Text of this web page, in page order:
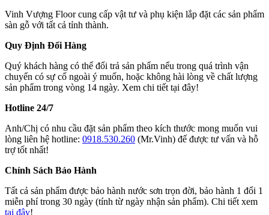
Vinh Vượng Floor cung cấp vật tư và phụ kiện lắp đặt các sản phẩm
sàn gỗ với tất cả tỉnh thành.
Quy Định Đổi Hàng
Quý khách hàng có thể đổi trả sản phẩm nếu trong quá trình vận
chuyển có sự cố ngoài ý muốn, hoặc không hài lòng về chất lượng
sản phẩm trong vòng 14 ngày. Xem chi tiết tại đây!
Hotline 24/7
Anh/Chị có nhu cầu đặt sản phẩm theo kích thước mong muốn vui
lòng liên hệ hotline: 0918.530.260 (Mr.Vinh) để được tư vấn và hỗ
trợ tốt nhất!
Chính Sách Bảo Hành
Tất cả sản phẩm được bảo hành nước sơn trọn đời, bảo hành 1 đổi 1
miễn phí trong 30 ngày (tính từ ngày nhận sản phẩm). Chi tiết xem
tại đây!